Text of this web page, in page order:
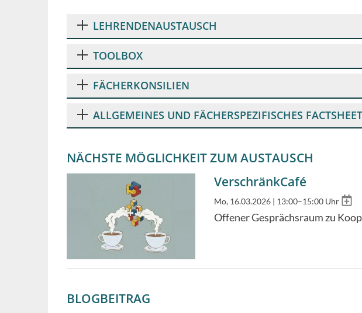
sexismuskritische Lehre
| PD Dr. Giulia Pelillo-
Hestermayer, Dr. Ute
von Kahlden
Marita Friesen, Dr.
LEHRENDENAUSTAUSCH
TOOLBOX
FÄCHERKONSILIEN
ALLGEMEINES UND FÄCHERSPEZIFISCHES FACTSHEET
NÄCHSTE MÖGLICHKEIT ZUM AUSTAUSCH
VerschränkCafé
Mo, 16.03.2026 | 13:00–15:00 Uhr Add
to
Offener Gesprächsraum zu
BLOGBEITRAG